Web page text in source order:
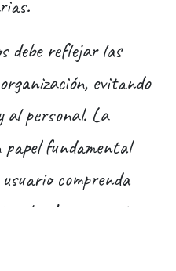
debe reflejar las
evitando
al personal. La
papel fundamental
comprenda
las herramientas